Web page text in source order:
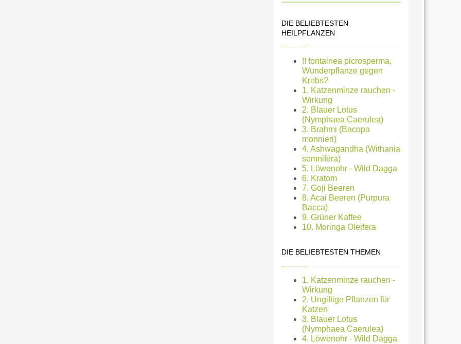
DIE BELIEBTESTEN
HEILPFLANZEN
!! fontainea picrosperma,
Wunderpflanze gegen
Krebs?
1. Katzenminze rauchen -
Wirkung
2. Blauer Lotus
(Nymphaea Caerulea)
3. Brahmi (Bacopa
monnieri)
4. Ashwagandha (Withania
somnifera)
5. Löwenohr - Wild Dagga
6. Kratom
7. Goji Beeren
8. Acai Beeren (Purpura
Bacca)
9. Grüner Kaffee
10. Moringa Oleifera
DIE BELIEBTESTEN THEMEN
1. Katzenminze rauchen -
Wirkung
2. Ungiftige Pflanzen für
Katzen
3. Blauer Lotus
(Nymphaea Caerulea)
4. Löwenohr - Wild Dagga